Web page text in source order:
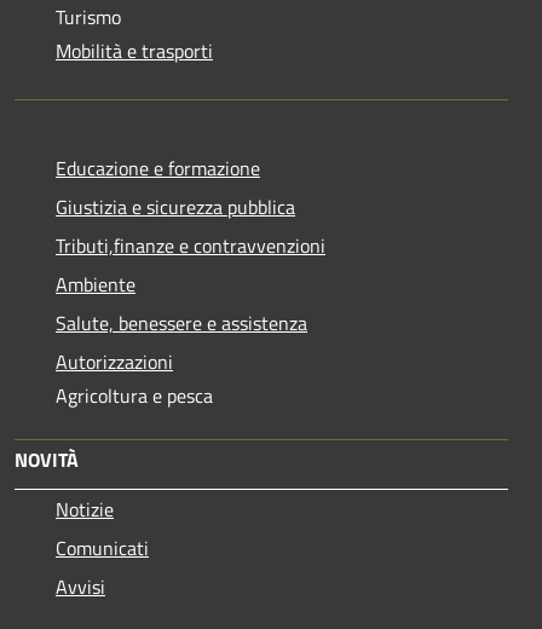
Turismo
Mobilità e trasporti
Educazione e formazione
Giustizia e sicurezza pubblica
Tributi,finanze e contravvenzioni
Ambiente
Salute, benessere e assistenza
Autorizzazioni
Agricoltura e pesca
NOVITÀ
Notizie
Comunicati
Avvisi